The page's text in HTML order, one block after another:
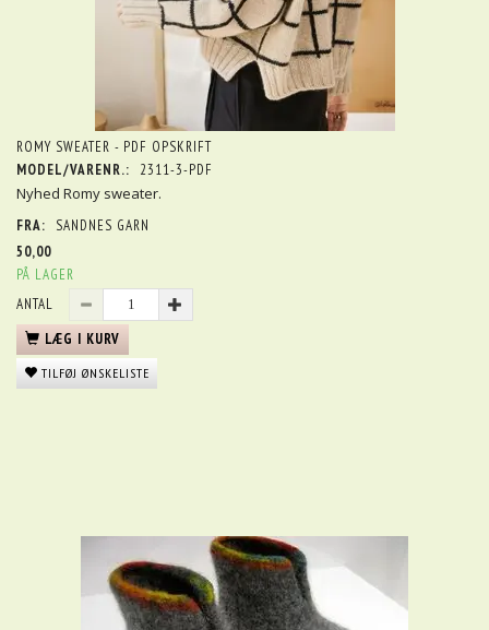
ROMY SWEATER - PDF OPSKRIFT
MODEL/VARENR.:
2311-3-PDF
Nyhed Romy sweater.
FRA:
SANDNES GARN
50,00
PÅ LAGER
ANTAL
LÆG I KURV
TILFØJ ØNSKELISTE